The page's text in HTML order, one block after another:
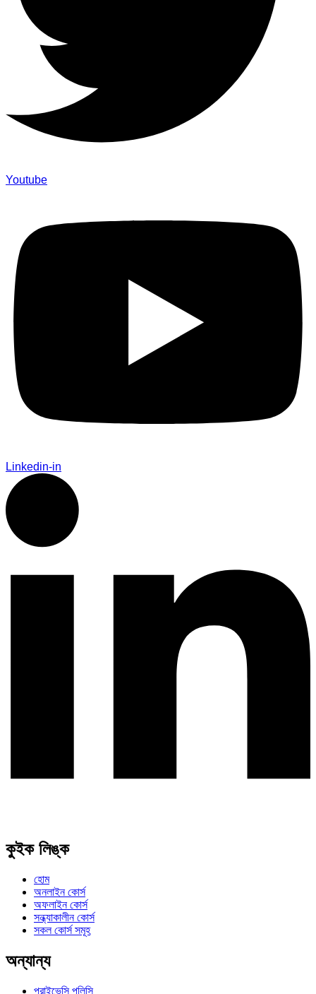
Youtube
Linkedin-in
কুইক লিঙ্ক
হোম
অনলাইন কোর্স
অফলাইন কোর্স
সন্ধ্যাকালীন কোর্স
সকল কোর্স সমূহ
অন্যান্য
প্রাইভেসি পলিসি